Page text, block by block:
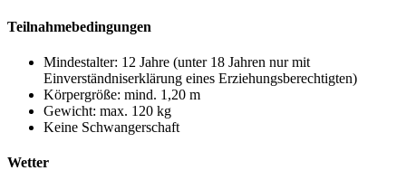
Teilnahmebedingungen
Mindestalter: 12 Jahre (unter 18 Jahren nur mit
Einverständniserklärung eines Erziehungsberechtigten)
Körpergröße: mind. 1,20 m
Gewicht: max. 120 kg
Keine Schwangerschaft
Wetter